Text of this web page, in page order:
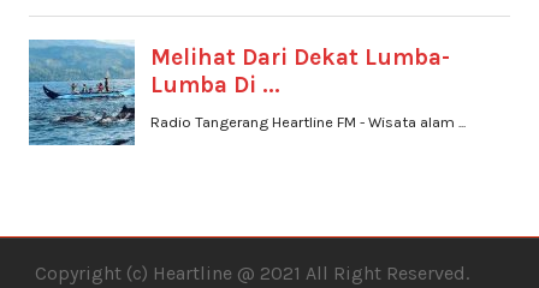
Copyright (c) Heartline @ 2021 All Right Reserved.